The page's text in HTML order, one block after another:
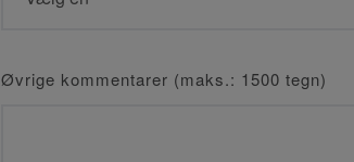
Øvrige kommentarer (maks.: 1500 tegn)